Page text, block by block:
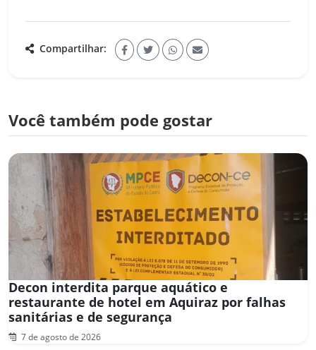
Compartilhar:
Você também pode gostar
Decon interdita parque aquático e
restaurante de hotel em Aquiraz por falhas
sanitárias e de segurança
7 de agosto de 2026